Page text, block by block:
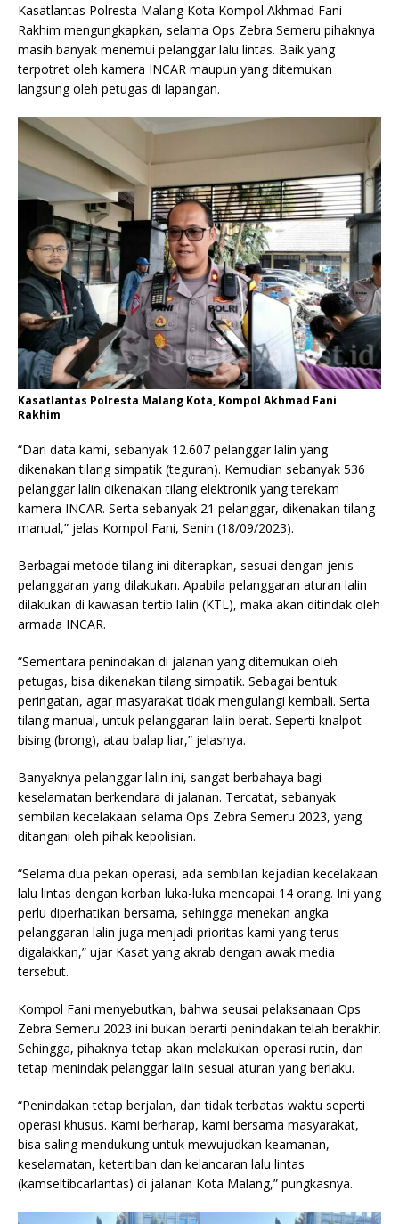
Kasatlantas Polresta Malang Kota Kompol Akhmad Fani
Rakhim mengungkapkan, selama Ops Zebra Semeru pihaknya
masih banyak menemui pelanggar lalu lintas. Baik yang
terpotret oleh kamera INCAR maupun yang ditemukan
langsung oleh petugas di lapangan.
Kasatlantas Polresta Malang Kota, Kompol Akhmad Fani
Rakhim
“Dari data kami, sebanyak 12.607 pelanggar lalin yang
dikenakan tilang simpatik (teguran). Kemudian sebanyak 536
pelanggar lalin dikenakan tilang elektronik yang terekam
kamera INCAR. Serta sebanyak 21 pelanggar, dikenakan tilang
manual,” jelas Kompol Fani, Senin (18/09/2023).
Berbagai metode tilang ini diterapkan, sesuai dengan jenis
pelanggaran yang dilakukan. Apabila pelanggaran aturan lalin
dilakukan di kawasan tertib lalin (KTL), maka akan ditindak oleh
armada INCAR.
“Sementara penindakan di jalanan yang ditemukan oleh
petugas, bisa dikenakan tilang simpatik. Sebagai bentuk
peringatan, agar masyarakat tidak mengulangi kembali. Serta
tilang manual, untuk pelanggaran lalin berat. Seperti knalpot
bising (brong), atau balap liar,” jelasnya.
Banyaknya pelanggar lalin ini, sangat berbahaya bagi
keselamatan berkendara di jalanan. Tercatat, sebanyak
sembilan kecelakaan selama Ops Zebra Semeru 2023, yang
ditangani oleh pihak kepolisian.
“Selama dua pekan operasi, ada sembilan kejadian kecelakaan
lalu lintas dengan korban luka-luka mencapai 14 orang. Ini yang
perlu diperhatikan bersama, sehingga menekan angka
pelanggaran lalin juga menjadi prioritas kami yang terus
digalakkan,” ujar Kasat yang akrab dengan awak media
tersebut.
Kompol Fani menyebutkan, bahwa seusai pelaksanaan Ops
Zebra Semeru 2023 ini bukan berarti penindakan telah berakhir.
Sehingga, pihaknya tetap akan melakukan operasi rutin, dan
tetap menindak pelanggar lalin sesuai aturan yang berlaku.
“Penindakan tetap berjalan, dan tidak terbatas waktu seperti
operasi khusus. Kami berharap, kami bersama masyarakat,
bisa saling mendukung untuk mewujudkan keamanan,
keselamatan, ketertiban dan kelancaran lalu lintas
(kamseltibcarlantas) di jalanan Kota Malang,” pungkasnya.